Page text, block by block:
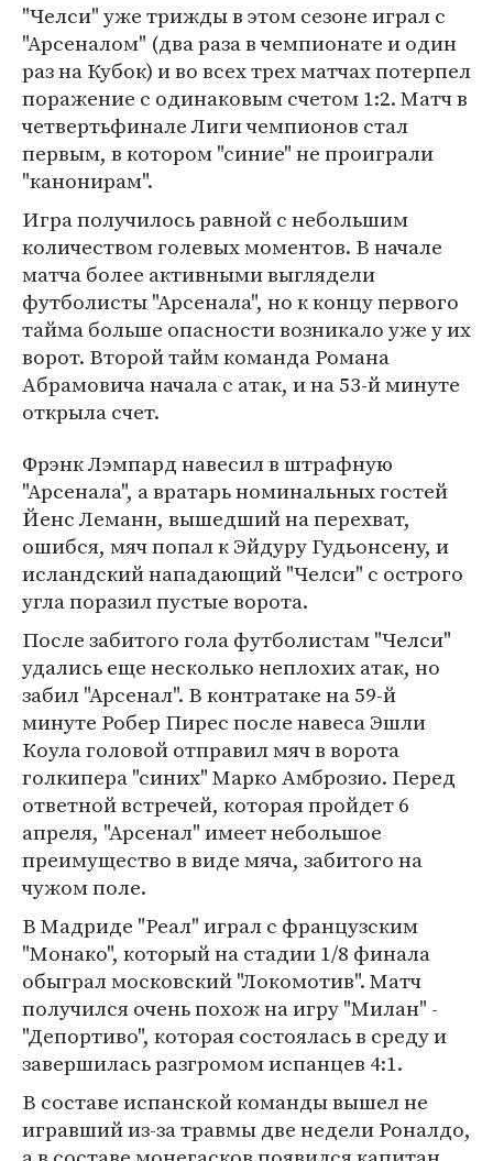
"Челси" уже трижды в этом сезоне играл с
"Арсеналом" (два раза в чемпионате и один
раз на Кубок) и во всех трех матчах потерпел
поражение с одинаковым счетом 1:2. Матч в
четвертьфинале Лиги чемпионов стал
первым, в котором "синие" не проиграли
"канонирам".
Игра получилось равной с небольшим
количеством голевых моментов. В начале
матча более активными выглядели
футболисты "Арсенала", но к концу первого
тайма больше опасности возникало уже у их
ворот. Второй тайм команда Романа
Абрамовича начала с атак, и на 53-й минуте
открыла счет.
Фрэнк Лэмпард навесил в штрафную
"Арсенала", а вратарь номинальных гостей
Йенс Леманн, вышедший на перехват,
ошибся, мяч попал к Эйдуру Гудьонсену, и
исландский нападающий "Челси" с острого
угла поразил пустые ворота.
После забитого гола футболистам "Челси"
удались еще несколько неплохих атак, но
забил "Арсенал". В контратаке на 59-й
минуте Робер Пирес после навеса Эшли
Коула головой отправил мяч в ворота
голкипера "синих" Марко Амброзио. Перед
ответной встречей, которая пройдет 6
апреля, "Арсенал" имеет небольшое
преимущество в виде мяча, забитого на
чужом поле.
В Мадриде "Реал" играл с французским
"Монако", который на стадии 1/8 финала
обыграл московский "Локомотив". Матч
получился очень похож на игру "Милан" -
"Депортиво", которая состоялась в среду и
завершилась разгромом испанцев 4:1.
В составе испанской команды вышел не
игравший из-за травмы две недели Роналдо,